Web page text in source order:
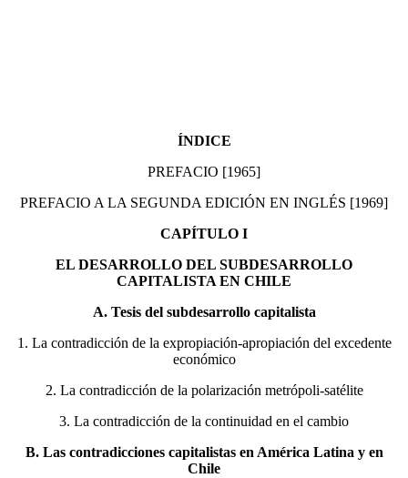
ÍNDICE
PREFACIO [1965]
PREFACIO A LA SEGUNDA EDICIÓN EN INGLÉS [1969]
CAPÍTULO I
EL DESARROLLO DEL SUBDESARROLLO
CAPITALISTA EN CHILE
A. Tesis del subdesarrollo capitalista
1. La contradicción de la expropiación-apropiación del excedente
económico
2. La contradicción de la polarización metrópoli-satélite
3. La contradicción de la continuidad en el cambio
B. Las contradicciones capitalistas en América Latina y en
Chile